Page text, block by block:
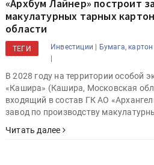
«Архбум Лайнер» построит
макулатурных тарных
области
ТЕГИ Инвестиции | Бумага, картон
|
В 2028 году на территории особой
«Кашира» (Кашира, Московская
входящий в состав ГК АО
завод по производству
Читать далее